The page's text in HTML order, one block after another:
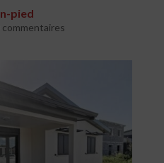
pied
commentaires